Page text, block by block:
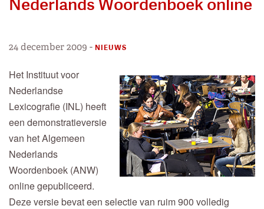
Nederlands Woordenboek online
24 december 2009 - NIEUWS
Het Instituut voor
Nederlandse
Lexicografie (INL) heeft
een demonstratieversie
van het Algemeen
Nederlands
Woordenboek (ANW)
online gepubliceerd.
Deze versie bevat een selectie van ruim 900 volledig